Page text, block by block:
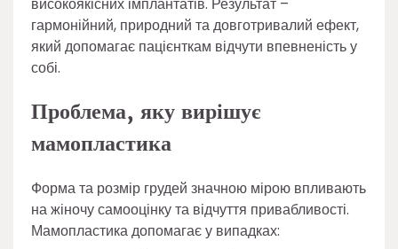
гармонійний, природний та довготривалий ефект,
який допомагає пацієнткам відчути впевненість у
собі.
Проблема, яку вирішує
мамопластика
Форма та розмір грудей значною мірою впливають
на жіночу самооцінку та відчуття привабливості.
Мамопластика допомагає у випадках: